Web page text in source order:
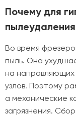
Почему для
пылеудаления
Во время
пыль. Она
на направляющих
узлов. Поэтому
а механические
загрязнения.